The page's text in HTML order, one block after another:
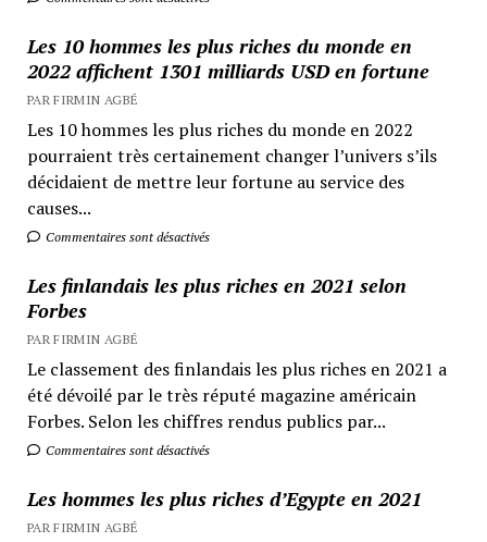
Les 10 hommes les plus riches du monde en
2022 affichent 1301 milliards USD en fortune
PAR FIRMIN AGBÉ
Les 10 hommes les plus riches du monde en 2022
pourraient très certainement changer l’univers s’ils
décidaient de mettre leur fortune au service des
causes...
Commentaires sont désactivés
Les finlandais les plus riches en 2021 selon
Forbes
PAR FIRMIN AGBÉ
Le classement des finlandais les plus riches en 2021 a
été dévoilé par le très réputé magazine américain
Forbes. Selon les chiffres rendus publics par...
Commentaires sont désactivés
Les hommes les plus riches d’Egypte en 2021
PAR FIRMIN AGBÉ